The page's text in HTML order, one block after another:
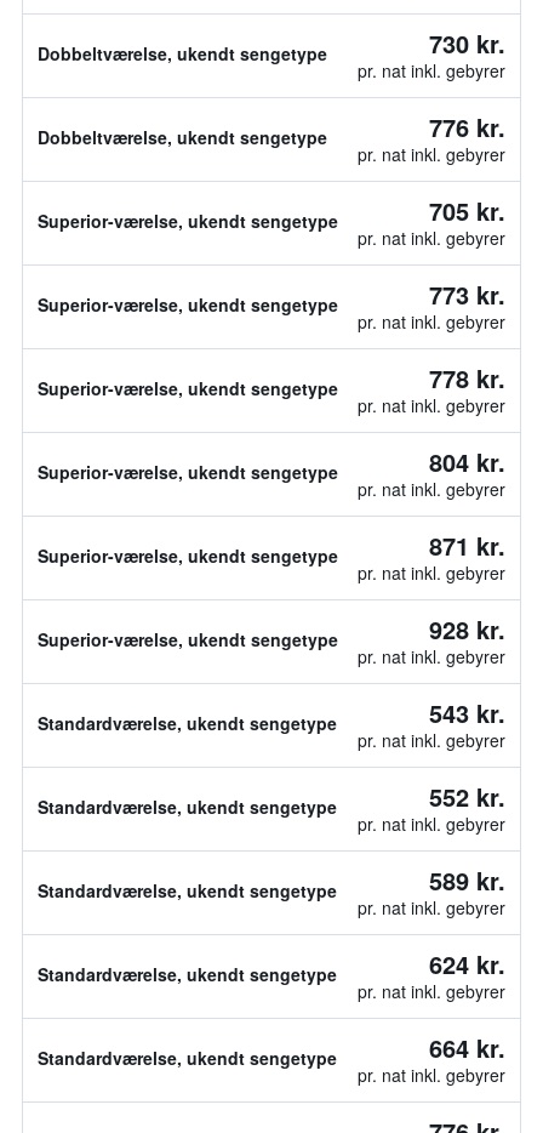
Dobbeltværelse, ukendt sengetype 730 kr.
pr. nat inkl. gebyrer
Dobbeltværelse, ukendt sengetype 776 kr.
pr. nat inkl. gebyrer
Superior-værelse, ukendt sengetype 705 kr.
pr. nat inkl. gebyrer
Superior-værelse, ukendt sengetype 773 kr.
pr. nat inkl. gebyrer
Superior-værelse, ukendt sengetype 778 kr.
pr. nat inkl. gebyrer
Superior-værelse, ukendt sengetype 804 kr.
pr. nat inkl. gebyrer
Superior-værelse, ukendt sengetype 871 kr.
pr. nat inkl. gebyrer
Superior-værelse, ukendt sengetype 928 kr.
pr. nat inkl. gebyrer
Standardværelse, ukendt sengetype 543 kr.
pr. nat inkl. gebyrer
Standardværelse, ukendt sengetype 552 kr.
pr. nat inkl. gebyrer
Standardværelse, ukendt sengetype 589 kr.
pr. nat inkl. gebyrer
Standardværelse, ukendt sengetype 624 kr.
pr. nat inkl. gebyrer
Standardværelse, ukendt sengetype 664 kr.
pr. nat inkl. gebyrer